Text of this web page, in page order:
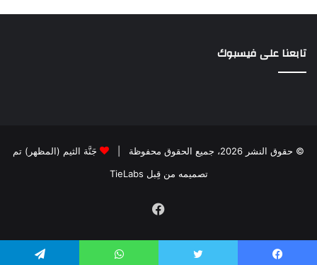
تابعنا على فيسبوك
© حقوق النشر 2026، جميع الحقوق محفوظة |
جَنَّة الثيم (المظهر) تم
تصميمه من قِبل TieLabs
فيسبوك